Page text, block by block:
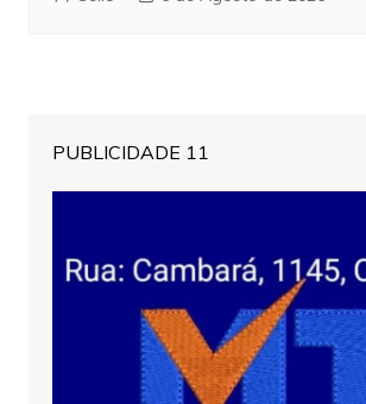
PUBLICIDADE 11